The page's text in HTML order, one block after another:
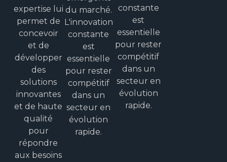
expertise lui
permet de
concevoir
et de
développer
des
solutions
innovantes
et de haute
qualité
pour
répondre
aux besoins
du marché.
L'innovation
constante
est
essentielle
pour rester
compétitif
dans un
secteur en
évolution
rapide.
constante
est
essentielle
pour rester
compétitif
dans un
secteur en
évolution
rapide.